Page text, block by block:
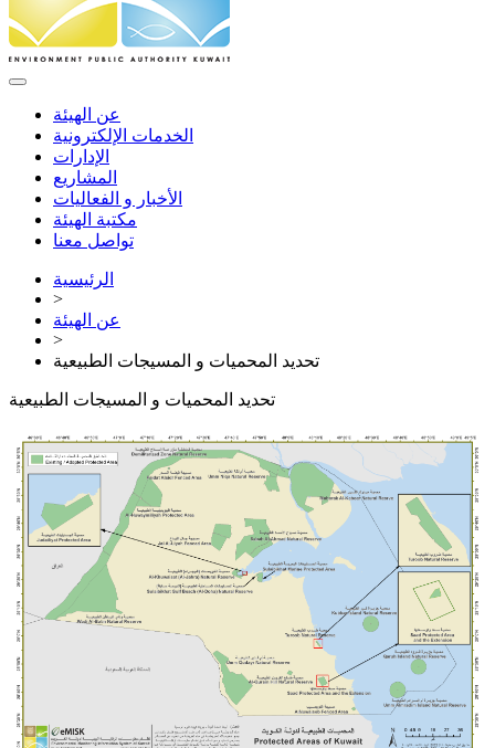
عن الهيئة
الخدمات الإلكترونية
الإدارات
المشاريع
الأخبار و الفعاليات
مكتبة الهيئة
تواصل معنا
الرئيسية
>
عن الهيئة
>
تحديد المحميات و المسيجات الطبيعية
تحديد المحميات و المسيجات الطبيعية